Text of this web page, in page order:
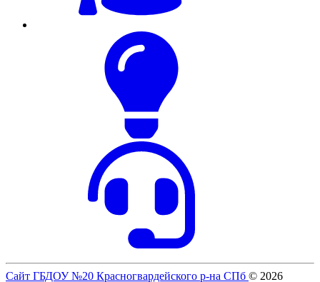
Сайт ГБДОУ №20 Красногвардейского р-на СПб © 2026